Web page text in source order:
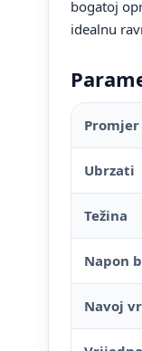
bogatoj
idealnu
Ubrzati
Težina
Napon
Navoj